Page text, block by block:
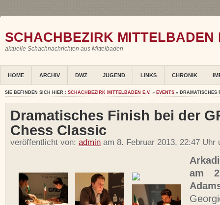
SCHACHBEZIRK MITTELBADEN
aktuelle Schachnachrichten aus Mittelbaden
HOME ARCHIV DWZ JUGEND LINKS CHRONIK
SIE BEFINDEN SICH HIER : SCHACHBEZIRK MITTELBADEN E.V. » EVENTS » DRAMATISCHES
Dramatisches Finish bei der
Chess Classic
veröffentlicht von: admin am 8. Februar 2013, 22:47 Uhr
am